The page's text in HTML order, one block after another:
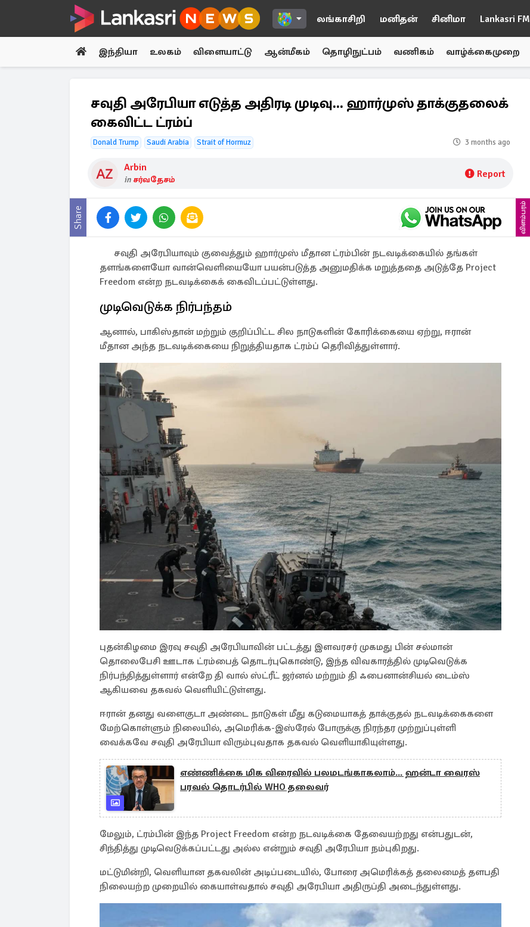
லங்காசிறி மனிதன் சினிமா Lankasri FM
இந்தியா உலகம் விளையாட்டு ஆன்மீகம் தொழிநுட்பம் வணிகம் வாழ்க்கைமுறை
சவுதி அரேபியா எடுத்த அதிரடி முடிவு... ஹார்முஸ் தாக்குதலைக்
கைவிட்ட ட்ரம்ப்
Donald Trump Saudi Arabia Strait of Hormuz 3 months ago
Arbin
in சர்வதேசம் Report
Share விளம்பரம்
சவுதி அரேபியாவும் குவைத்தும் ஹார்முஸ் மீதான ட்ரம்பின் நடவடிக்கையில் தங்கள்
தளங்களையோ வான்வெளியையோ பயன்படுத்த அனுமதிக்க மறுத்ததை அடுத்தே Project
Freedom என்ற நடவடிக்கைக் கைவிடப்பட்டுள்ளது.
முடிவெடுக்க நிர்பந்தம்
ஆனால், பாகிஸ்தான் மற்றும் குறிப்பிட்ட சில நாடுகளின் கோரிக்கையை ஏற்று, ஈரான்
மீதான அந்த நடவடிக்கையை நிறுத்தியதாக ட்ரம்ப் தெரிவித்துள்ளார்.
புதன்கிழமை இரவு சவுதி அரேபியாவின் பட்டத்து இளவரசர் முகமது பின் சல்மான்
தொலைபேசி ஊடாக ட்ரம்பைத் தொடர்புகொண்டு, இந்த விவகாரத்தில் முடிவெடுக்க
நிர்பந்தித்துள்ளார் என்றே தி வால் ஸ்ட்ரீட் ஜர்னல் மற்றும் தி ஃபைனான்சியல் டைம்ஸ்
ஆகியவை தகவல் வெளியிட்டுள்ளது.
ஈரான் தனது வளைகுடா அண்டை நாடுகள் மீது கடுமையாகத் தாக்குதல் நடவடிக்கைகளை
மேற்கொள்ளும் நிலையில், அமெரிக்க-இஸ்ரேல் போருக்கு நிரந்தர முற்றுப்புள்ளி
வைக்கவே சவுதி அரேபியா விரும்புவதாக தகவல் வெளியாகியுள்ளது.
எண்ணிக்கை மிக விரைவில் பலமடங்காகலாம்... ஹன்டா வைரஸ்
பரவல் தொடர்பில் WHO தலைவர்
மேலும், ட்ரம்பின் இந்த Project Freedom என்ற நடவடிக்கை தேவையற்றது என்பதுடன்,
சிந்தித்து முடிவெடுக்கப்பட்டது அல்ல என்றும் சவுதி அரேபியா நம்புகிறது.
மட்டுமின்றி, வெளியான தகவலின் அடிப்படையில், போரை அமெரிக்கத் தலைமைத் தளபதி
நிலையற்ற முறையில் கையாள்வதால் சவுதி அரேபியா அதிருப்தி அடைந்துள்ளது.